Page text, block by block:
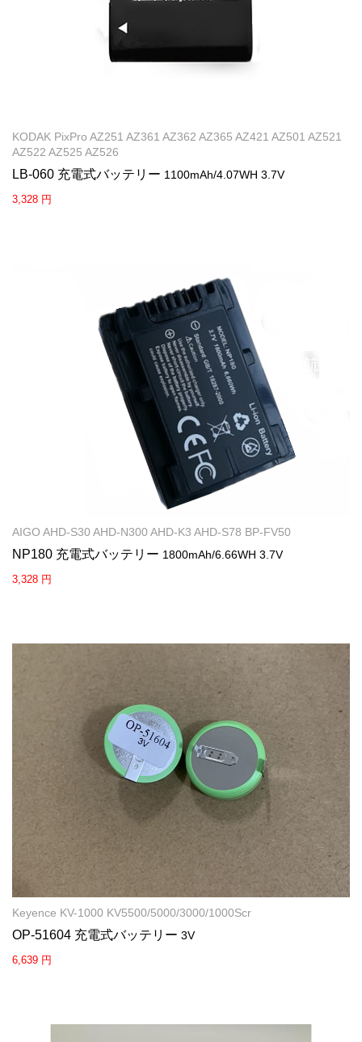
KODAK PixPro AZ251 AZ361 AZ362 AZ365 AZ421 AZ501 AZ521
AZ522 AZ525 AZ526
LB-060 充電式バッテリー 1100mAh/4.07WH 3.7V
3,328 円
AIGO AHD-S30 AHD-N300 AHD-K3 AHD-S78 BP-FV50
NP180 充電式バッテリー 1800mAh/6.66WH 3.7V
3,328 円
Keyence KV-1000 KV5500/5000/3000/1000Scr
OP-51604 充電式バッテリー 3V
6,639 円